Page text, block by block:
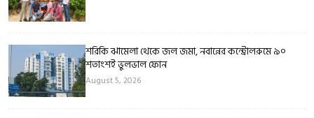
শরিকি ঝামেলা থেকে জল জমা, নবান্নের কন্ট্রোলরুমে ৯০
শতাংশই ভুলভাল ফোন
August 5, 2026